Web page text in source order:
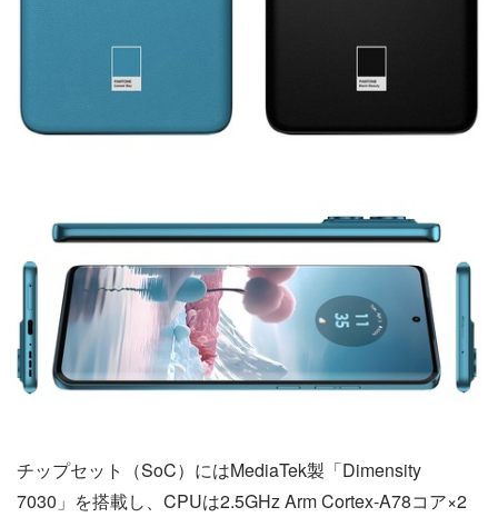
チップセット（SoC）にはMediaTek製「Dimensity
7030」を搭載し、CPUは2.5GHz Arm Cortex-A78コア×2